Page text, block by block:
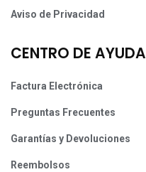
Aviso de Privacidad
CENTRO DE AYUDA
Factura Electrónica
Preguntas Frecuentes
Garantías y Devoluciones
Reembolsos